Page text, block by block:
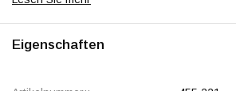
Rabatt ab 16 Stück, siehe Staffelpreise
uns für ein Angebot.
Eigenschaften